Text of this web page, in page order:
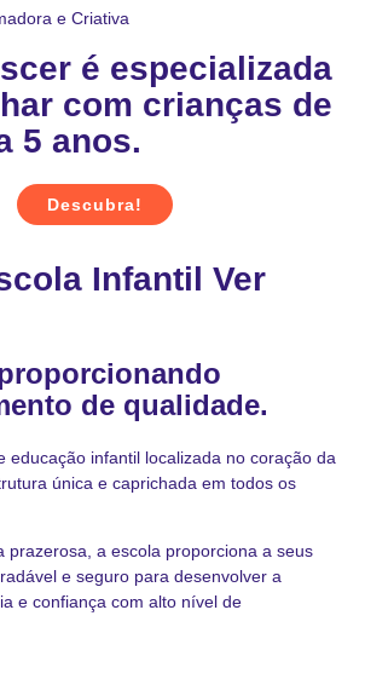
e Criativa
é especializada
com crianças de
5 anos.
Descubra!
Infantil Ver
de qualidade.
educação infantil localizada no coração da
única e caprichada em todos os
prazerosa, a escola proporciona a seus
e seguro para desenvolver a
e confiança com alto nível de